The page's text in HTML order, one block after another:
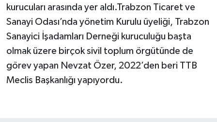
kurucuları arasında yer aldı.Trabzon Ticaret ve
Sanayi Odası’nda yönetim Kurulu üyeliği, Trabzon
Sanayici İşadamları Derneği kuruculuğu başta
olmak üzere birçok sivil toplum örgütünde de
görev yapan Nevzat Özer, 2022’den beri TTB
Meclis Başkanlığı yapıyordu.